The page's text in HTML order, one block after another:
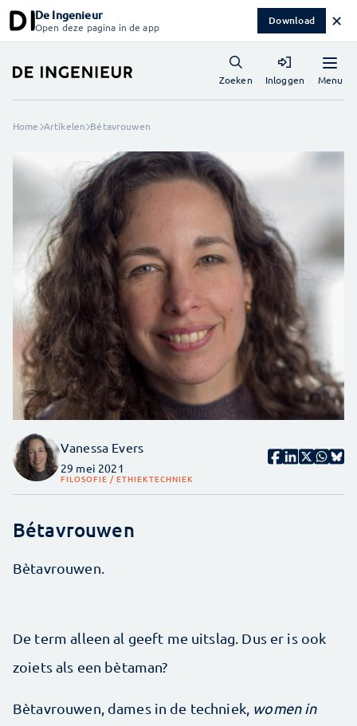
De Ingenieur
Open deze pagina in de app Download ✕
Menu
Zoeken Inloggen
Home Artikelen Bétavrouwen
Vanessa Evers
29 mei 2021
FILOSOFIE / ETHIEKTECHNIEK
Bétavrouwen
Bètavrouwen.
De term alleen al geeft me uitslag. Dus er is ook
zoiets als een bètaman?
Bètavrouwen, dames in de techniek, women in